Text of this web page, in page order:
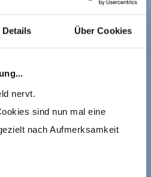
Details Über Cookies
nervt.
sind nun mal eine
nach Aufmerksamkeit